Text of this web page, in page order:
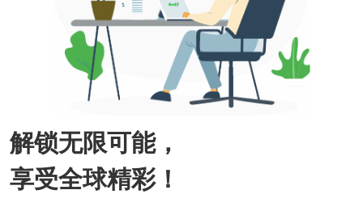
解锁无限可能，
享受全球精彩！